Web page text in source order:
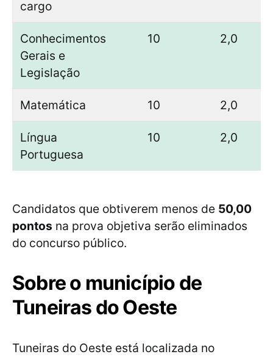
cargo
Conhecimentos
Gerais e
Legislação
10 2,0
Matemática 10 2,0
Língua
Portuguesa
10 2,0
Candidatos que obtiverem menos de 50,00
pontos na prova objetiva serão eliminados
do concurso público.
Sobre o município de
Tuneiras do Oeste
Tuneiras do Oeste está localizada no